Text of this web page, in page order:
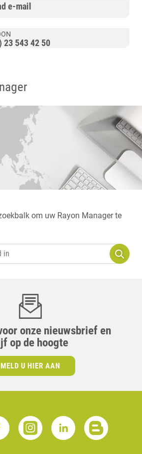
e-mail
23 543 42 50
om uw Rayon Manager te
onze nieuwsbrief en
op de hoogte
MELD U HIER AAN